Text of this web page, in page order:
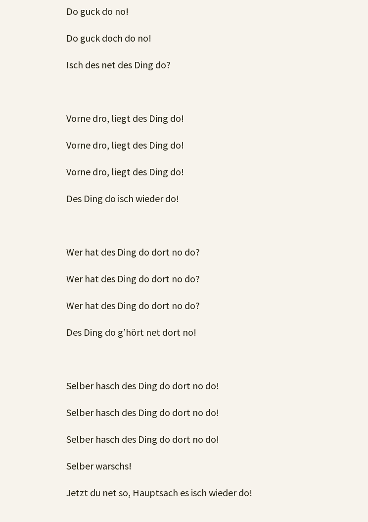
Do guck do no!
Do guck doch do no!
Isch des net des Ding do?
Vorne dro, liegt des Ding do!
Vorne dro, liegt des Ding do!
Vorne dro, liegt des Ding do!
Des Ding do isch wieder do!
Wer hat des Ding do dort no do?
Wer hat des Ding do dort no do?
Wer hat des Ding do dort no do?
Des Ding do g’hört net dort no!
Selber hasch des Ding do dort no do!
Selber hasch des Ding do dort no do!
Selber hasch des Ding do dort no do!
Selber warschs!
Jetzt du net so, Hauptsach es isch wieder do!